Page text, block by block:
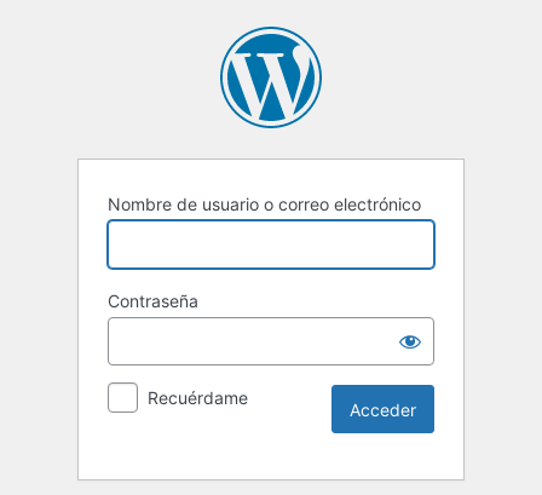
Nombre de usuario o correo electrónico
Contraseña
Recuérdame